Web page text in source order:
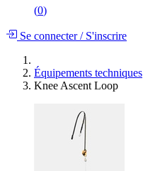
(0)
Se connecter/S'inscrire
Équipements techniques
Knee Ascent Loop